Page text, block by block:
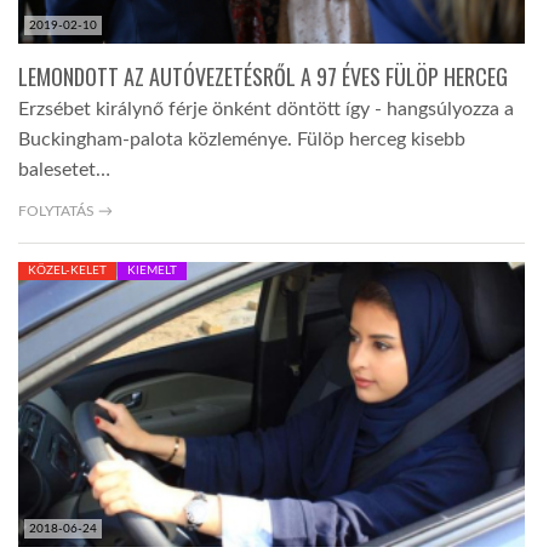
GLOBOBOOK
2019-02-10
LEMONDOTT AZ AUTÓVEZETÉSRŐL A 97 ÉVES FÜLÖP HERCEG
Erzsébet királynő férje önként döntött így - hangsúlyozza a
Buckingham-palota közleménye. Fülöp herceg kisebb
balesetet…
FOLYTATÁS →
2018-06-24
KÖZEL-KELET KIEMELT